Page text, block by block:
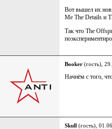
Вот вышел их
Me The Details и
Так что The
Booker (гость),
Начнём с того,
Skull (гость),